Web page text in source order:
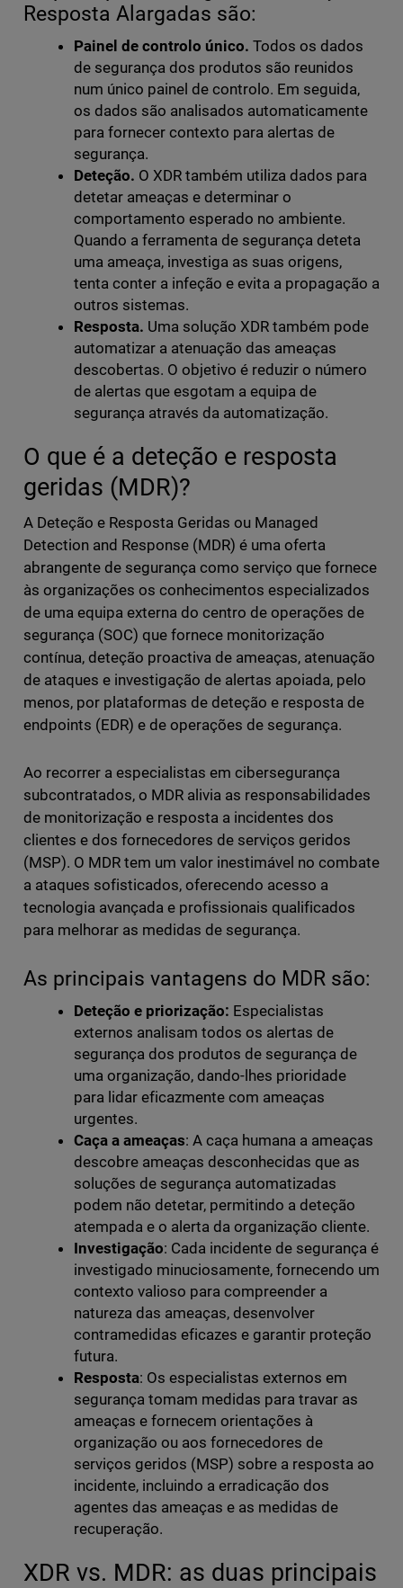
Resposta Alargadas são:
Painel de controlo único. Todos os dados
de segurança dos produtos são reunidos
num único painel de controlo. Em seguida,
os dados são analisados automaticamente
para fornecer contexto para alertas de
segurança.
Deteção. O XDR também utiliza dados para
detetar ameaças e determinar o
comportamento esperado no ambiente.
Quando a ferramenta de segurança deteta
uma ameaça, investiga as suas origens,
tenta conter a infeção e evita a propagação a
outros sistemas.
Resposta. Uma solução XDR também pode
automatizar a atenuação das ameaças
descobertas. O objetivo é reduzir o número
de alertas que esgotam a equipa de
segurança através da automatização.
O que é a deteção e resposta
geridas (MDR)?
A Deteção e Resposta Geridas ou Managed
Detection and Response (MDR) é uma oferta
abrangente de segurança como serviço que fornece
às organizações os conhecimentos especializados
de uma equipa externa do centro de operações de
segurança (SOC) que fornece monitorização
contínua, deteção proactiva de ameaças, atenuação
de ataques e investigação de alertas apoiada, pelo
menos, por plataformas de deteção e resposta de
endpoints (EDR) e de operações de segurança.
Ao recorrer a especialistas em cibersegurança
subcontratados, o MDR alivia as responsabilidades
de monitorização e resposta a incidentes dos
clientes e dos fornecedores de serviços geridos
(MSP). O MDR tem um valor inestimável no combate
a ataques sofisticados, oferecendo acesso a
tecnologia avançada e profissionais qualificados
para melhorar as medidas de segurança.
As principais vantagens do MDR são:
Deteção e priorização: Especialistas
externos analisam todos os alertas de
segurança dos produtos de segurança de
uma organização, dando-lhes prioridade
para lidar eficazmente com ameaças
urgentes.
Caça a ameaças: A caça humana a ameaças
descobre ameaças desconhecidas que as
soluções de segurança automatizadas
podem não detetar, permitindo a deteção
atempada e o alerta da organização cliente.
Investigação: Cada incidente de segurança é
investigado minuciosamente, fornecendo um
contexto valioso para compreender a
natureza das ameaças, desenvolver
contramedidas eficazes e garantir proteção
futura.
Resposta: Os especialistas externos em
segurança tomam medidas para travar as
ameaças e fornecem orientações à
organização ou aos fornecedores de
serviços geridos (MSP) sobre a resposta ao
incidente, incluindo a erradicação dos
agentes das ameaças e as medidas de
recuperação.
XDR vs. MDR: as duas principais